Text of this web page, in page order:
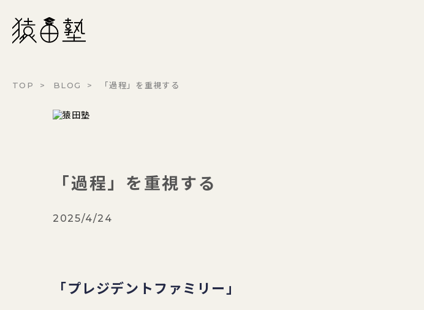
猿田塾
TOP BLOG 「過程」を重視する
「過程」を重視する
2025/4/24
「プレジデントファミリー」